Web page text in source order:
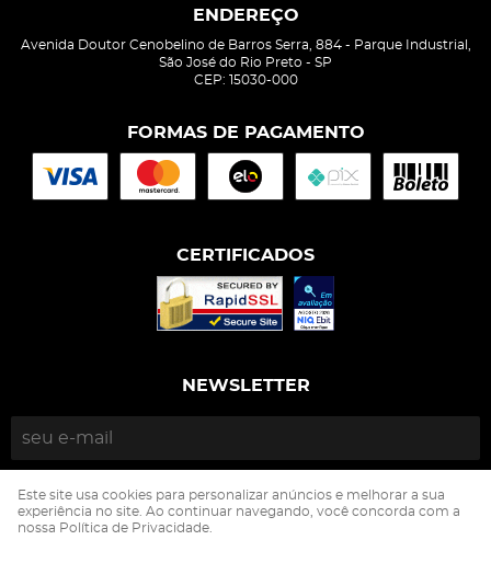
ENDEREÇO
Avenida Doutor Cenobelino de Barros Serra, 884- Parque Industrial,
São José do Rio Preto - SP
CEP: 15030-000
FORMAS DE PAGAMENTO
CERTIFICADOS
NEWSLETTER
ENVIAR
Este site usa cookies para personalizar anúncios e melhorar a sua
experiência no site. Ao continuar navegando, você concorda com a
nossa Política de Privacidade.